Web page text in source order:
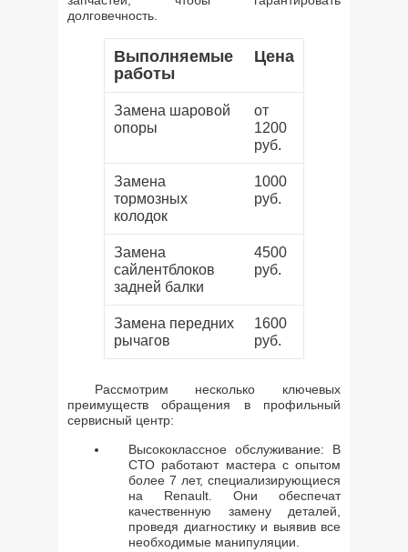
долговечность.
Выполняемые
работы
Цена
Замена шаровой
опоры
от
1200
руб.
Замена
тормозных
колодок
1000
руб.
Замена
сайлентблоков
задней балки
4500
руб.
Замена передних
рычагов
1600
руб.
Рассмотрим несколько ключевых
преимуществ обращения в профильный
сервисный центр:
Высококлассное обслуживание: В
СТО работают мастера с опытом
более 7 лет, специализирующиеся
на Renault. Они обеспечат
качественную замену деталей,
проведя диагностику и выявив все
необходимые манипуляции.